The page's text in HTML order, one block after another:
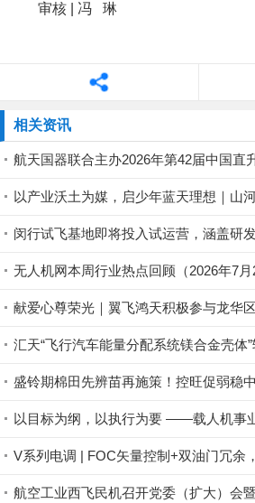
审核 | 冯 琳
相关资讯
航天国器联合主办2026年第42届中国直
无人机网本周行业热点回顾（2026年7月
献爱心尊荣光｜翼飞鸿天积极参与龙华
盛铃期棉田先辨苗再施策！控旺促弱稳